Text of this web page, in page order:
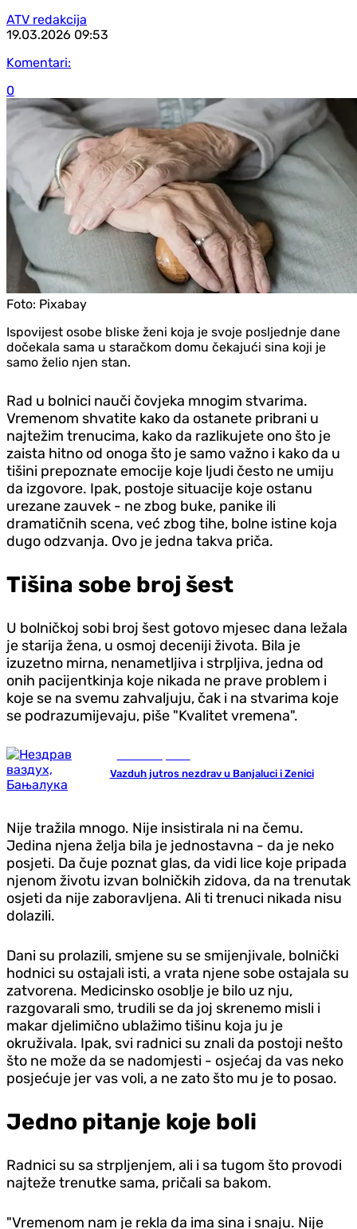
ATV redakcija
19.03.2026 09:53
Komentari:
0
Foto: Pixabay
Ispovijest osobe bliske ženi koja je svoje posljednje dane
dočekala sama u staračkom domu čekajući sina koji je
samo želio njen stan.
Rad u bolnici nauči čovjeka mnogim stvarima.
Vremenom shvatite kako da ostanete pribrani u
najtežim trenucima, kako da razlikujete ono što je
zaista hitno od onoga što je samo važno i kako da u
tišini prepoznate emocije koje ljudi često ne umiju
da izgovore. Ipak, postoje situacije koje ostanu
urezane zauvek - ne zbog buke, panike ili
dramatičnih scena, već zbog tihe, bolne istine koja
dugo odzvanja. Ovo je jedna takva priča.
Tišina sobe broj šest
U bolničkoj sobi broj šest gotovo mjesec dana ležala
je starija žena, u osmoj deceniji života. Bila je
izuzetno mirna, nenametljiva i strpljiva, jedna od
onih pacijentkinja koje nikada ne prave problem i
koje se na svemu zahvaljuju, čak i na stvarima koje
se podrazumijevaju, piše "Kvalitet vremena".
Vazduh jutros nezdrav u Banjaluci i Zenici
Nije tražila mnogo. Nije insistirala ni na čemu.
Jedina njena želja bila je jednostavna - da je neko
posjeti. Da čuje poznat glas, da vidi lice koje pripada
njenom životu izvan bolničkih zidova, da na trenutak
osjeti da nije zaboravljena. Ali ti trenuci nikada nisu
dolazili.
Dani su prolazili, smjene su se smijenjivale, bolnički
hodnici su ostajali isti, a vrata njene sobe ostajala su
zatvorena. Medicinsko osoblje je bilo uz nju,
razgovarali smo, trudili se da joj skrenemo misli i
makar djelimično ublažimo tišinu koja ju je
okruživala. Ipak, svi radnici su znali da postoji nešto
što ne može da se nadomjesti - osjećaj da vas neko
posjećuje jer vas voli, a ne zato što mu je to posao.
Jedno pitanje koje boli
Radnici su sa strpljenjem, ali i sa tugom što provodi
najteže trenutke sama, pričali sa bakom.
"Vremenom nam je rekla da ima sina i snaju. Nije